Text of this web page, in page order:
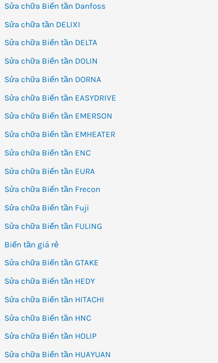
Sửa chữa Biến tần Danfoss
Sửa chữa tần DELIXI
Sửa chữa Biến tần DELTA
Sửa chữa Biến tần DOLIN
Sửa chữa Biến tần DORNA
Sửa chữa Biến tần EASYDRIVE
Sửa chữa Biến tần EMERSON
Sửa chữa Biến tần EMHEATER
Sửa chữa Biến tần ENC
Sửa chữa Biến tần EURA
Sửa chữa Biến tần Frecon
Sửa chữa Biến tần Fuji
Sửa chữa Biến tần FULING
Biến tần giá rẻ
Sửa chữa Biến tần GTAKE
Sửa chữa Biến tần HEDY
Sửa chữa Biến tần HITACHI
Sửa chữa Biến tần HNC
Sửa chữa Biến tần HOLIP
Sửa chữa Biến tần HUAYUAN